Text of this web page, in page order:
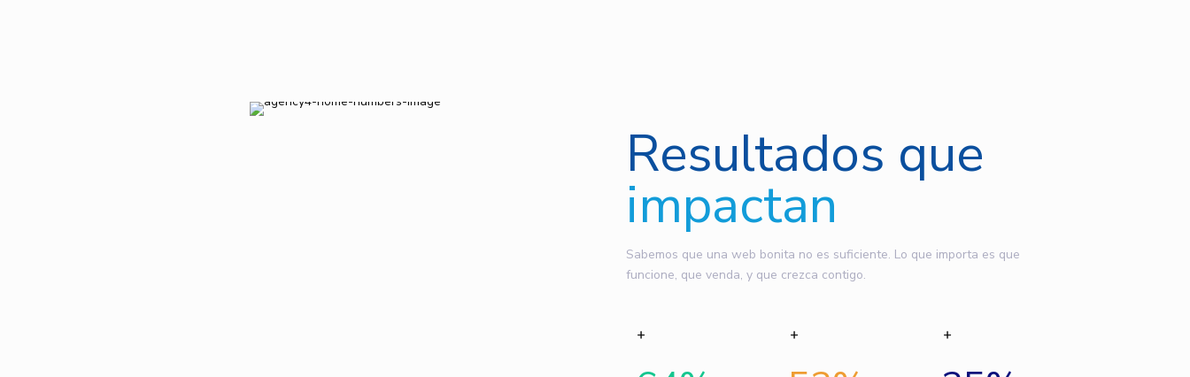
Resultados que
impactan
Sabemos que una web bonita no es suficiente. Lo que importa es que
funcione, que venda, y que crezca contigo.